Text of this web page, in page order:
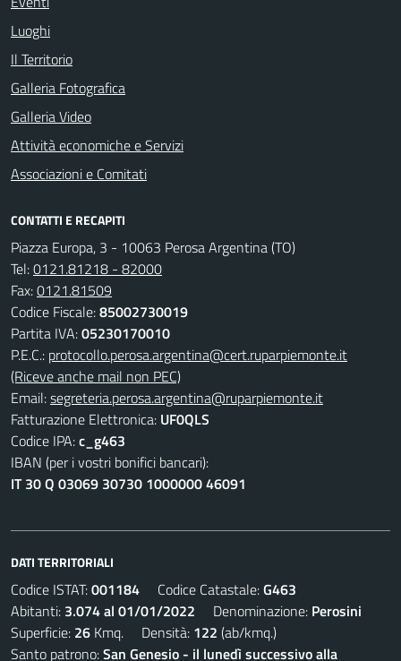
Luoghi
Il Territorio
Galleria Fotografica
Galleria Video
Attività economiche e Servizi
Associazioni e Comitati
CONTATTI E RECAPITI
Piazza Europa, 3 - 10063 Perosa Argentina (TO)
Tel:0121.81218 - 82000
Fax:0121.81509
Codice Fiscale:85002730019
Partita IVA:05230170010
P.E.C.: protocollo.perosa.argentina@cert.ruparpiemonte.it
(Riceve anche mail non PEC)
Email:segreteria.perosa.argentina@ruparpiemonte.it
Fatturazione Elettronica: UF0QLS
Codice IPA:c_g463
IBAN (per i vostri bonifici bancari):
IT 30 Q 03069 30730 1000000 46091
DATI TERRITORIALI
Codice ISTAT:001184 Codice Catastale:G463
Abitanti: 3.074 al 01/01/2022 Denominazione: Perosini
Superficie: 26 Kmq. Densità: 122 (ab/kmq.)
Santo patrono:San Genesio - il lunedì successivo alla